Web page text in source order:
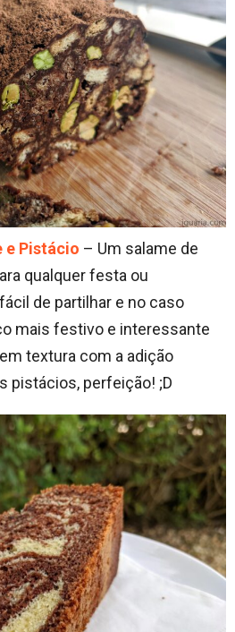
e Pistácio – Um salame de
qualquer festa ou
de partilhar e no caso
mais festivo e interessante
textura com a adição
pistácios, perfeição! ;D